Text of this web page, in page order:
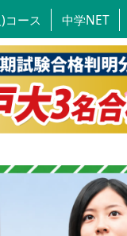
中学NET
コース